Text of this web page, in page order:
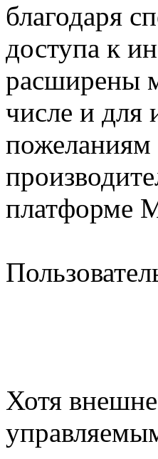
благодаря
доступа к
расширены
числе и для
пожеланиям
платформе
Хотя